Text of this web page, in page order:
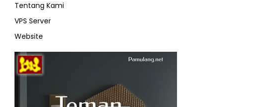
Tentang Kami
VPS Server
Website